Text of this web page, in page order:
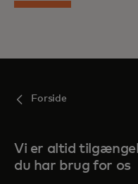
Forside
Vi er altid
du har brug for os